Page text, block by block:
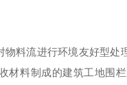
料流进行环境友好型处
材料制成的建筑工地围